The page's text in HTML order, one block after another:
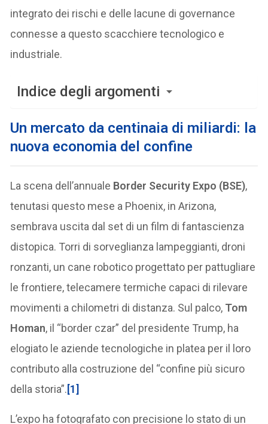
integrato dei rischi e delle lacune di governance
connesse a questo scacchiere tecnologico e
industriale.
Indice degli argomenti
Un mercato da centinaia di miliardi: la
nuova economia del confine
La scena dell’annuale Border Security Expo (BSE),
tenutasi questo mese a Phoenix, in Arizona,
sembrava uscita dal set di un film di fantascienza
distopica. Torri di sorveglianza lampeggianti, droni
ronzanti, un cane robotico progettato per pattugliare
le frontiere, telecamere termiche capaci di rilevare
movimenti a chilometri di distanza. Sul palco, Tom
Homan, il “border czar” del presidente Trump, ha
elogiato le aziende tecnologiche in platea per il loro
contributo alla costruzione del “confine più sicuro
della storia”.[1]
L’expo ha fotografato con precisione lo stato di un